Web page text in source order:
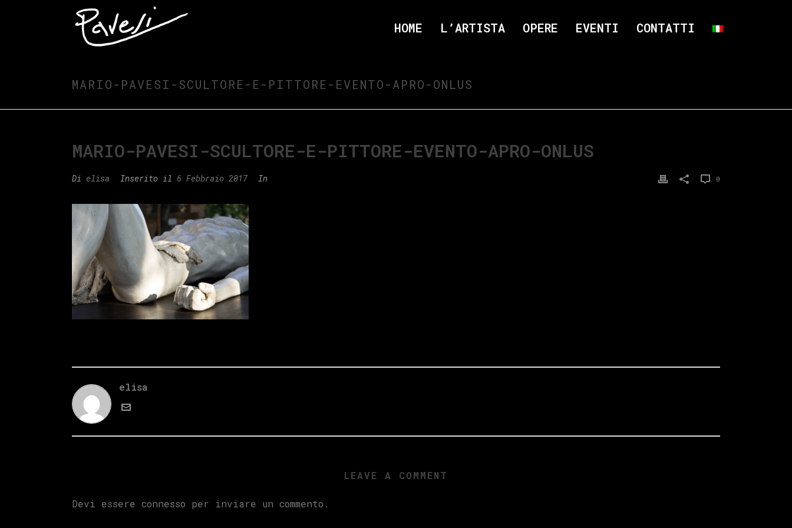
HOME L’ARTISTA OPERE EVENTI CONTATTI
MARIO-PAVESI-SCULTORE-E-PITTORE-EVENTO-APRO-ONLUS
MARIO-PAVESI-SCULTORE-E-PITTORE-EVENTO-APRO-ONLUS
Di elisa Inserito il 6 Febbraio 2017 In 0
elisa
LEAVE A COMMENT
Devi essere connesso per inviare un commento.